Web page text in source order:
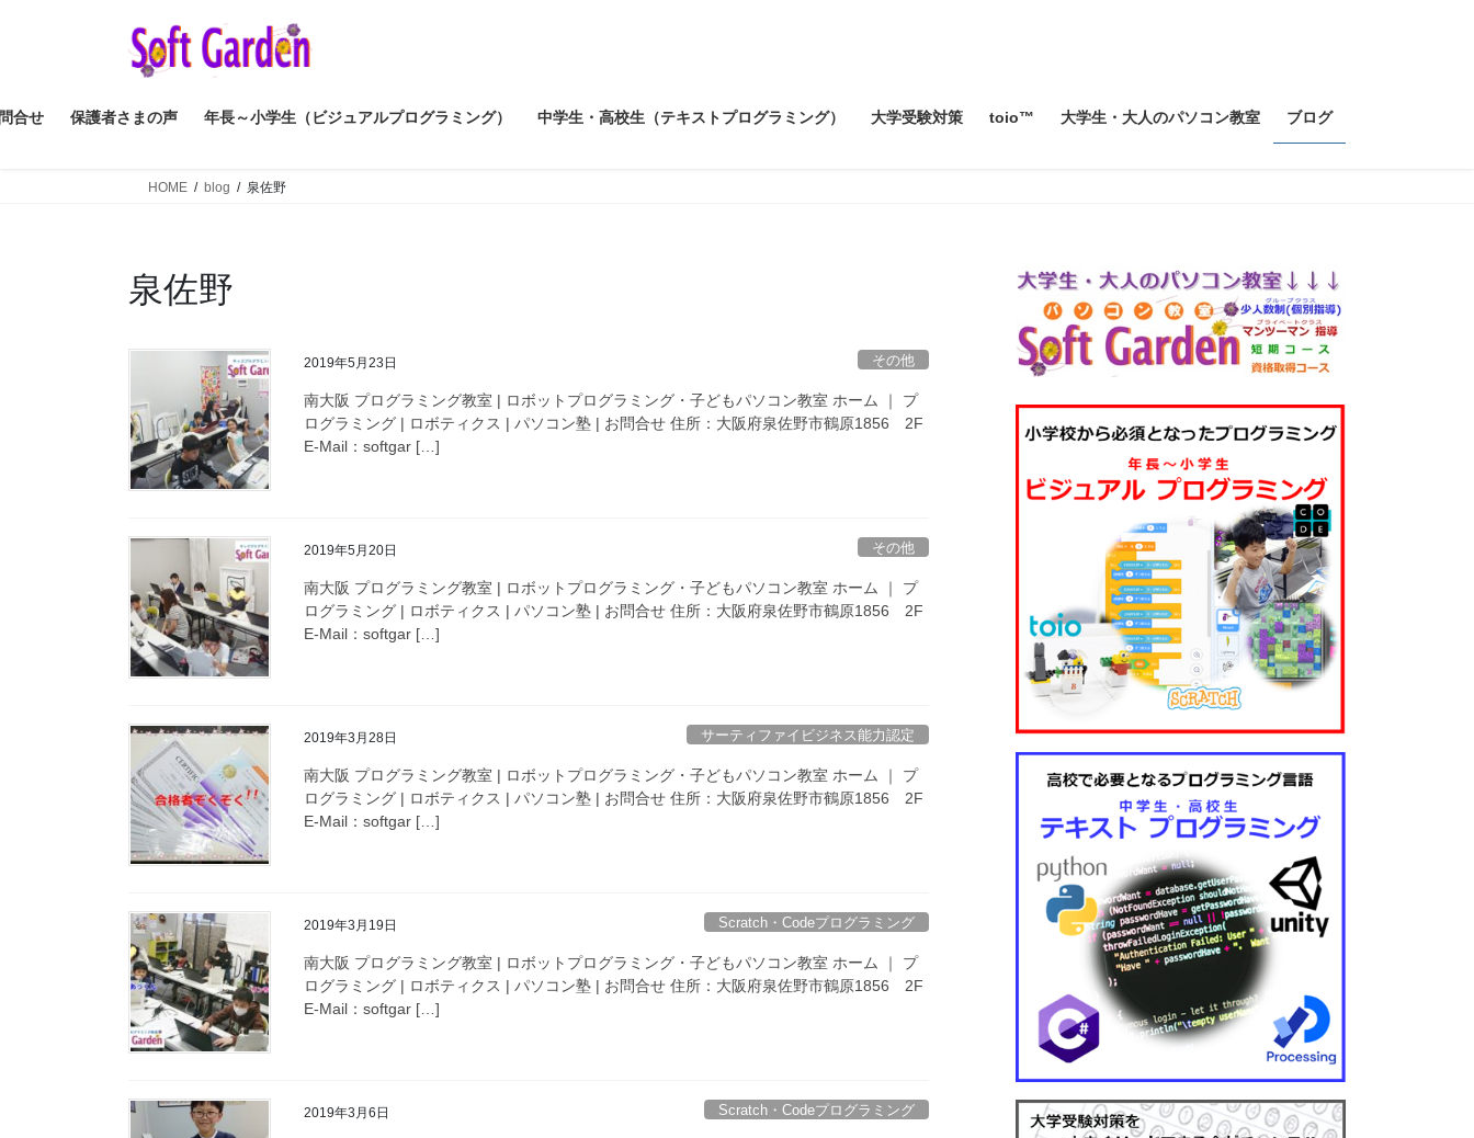
ツ
シ合せ 保護者さまの声 年長～小学生（ビジュアルプログラミング） 中学生・高校生（テキストプログラミング） 大学受験対策 toio™ 大学生・大人のパソコン教室 ブログ
HOME blog 泉佐野
泉佐野
2019年5月23日 その他
南大阪 プログラミング教室 | ロボットプログラミング・子どもパソコン教室 ホーム ｜ プ
ログラミング | ロボティクス | パソコン塾 | お問合せ 住所：大阪府泉佐野市鶴原1856 2F
E-Mail：softgar […]
2019年5月20日 その他
南大阪 プログラミング教室 | ロボットプログラミング・子どもパソコン教室 ホーム ｜ プ
ログラミング | ロボティクス | パソコン塾 | お問合せ 住所：大阪府泉佐野市鶴原1856 2F
E-Mail：softgar […]
2019年3月28日 サーティファイビジネス能力認定
南大阪 プログラミング教室 | ロボットプログラミング・子どもパソコン教室 ホーム ｜ プ
ログラミング | ロボティクス | パソコン塾 | お問合せ 住所：大阪府泉佐野市鶴原1856 2F
E-Mail：softgar […]
2019年3月19日 Scratch・Codeプログラミング
南大阪 プログラミング教室 | ロボットプログラミング・子どもパソコン教室 ホーム ｜ プ
ログラミング | ロボティクス | パソコン塾 | お問合せ 住所：大阪府泉佐野市鶴原1856 2F
E-Mail：softgar […]
2019年3月6日 Scratch・Codeプログラミング